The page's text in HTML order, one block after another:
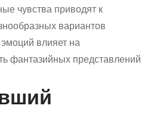
чувства приводят к
вариантов
влияет на
фантазийных представлений